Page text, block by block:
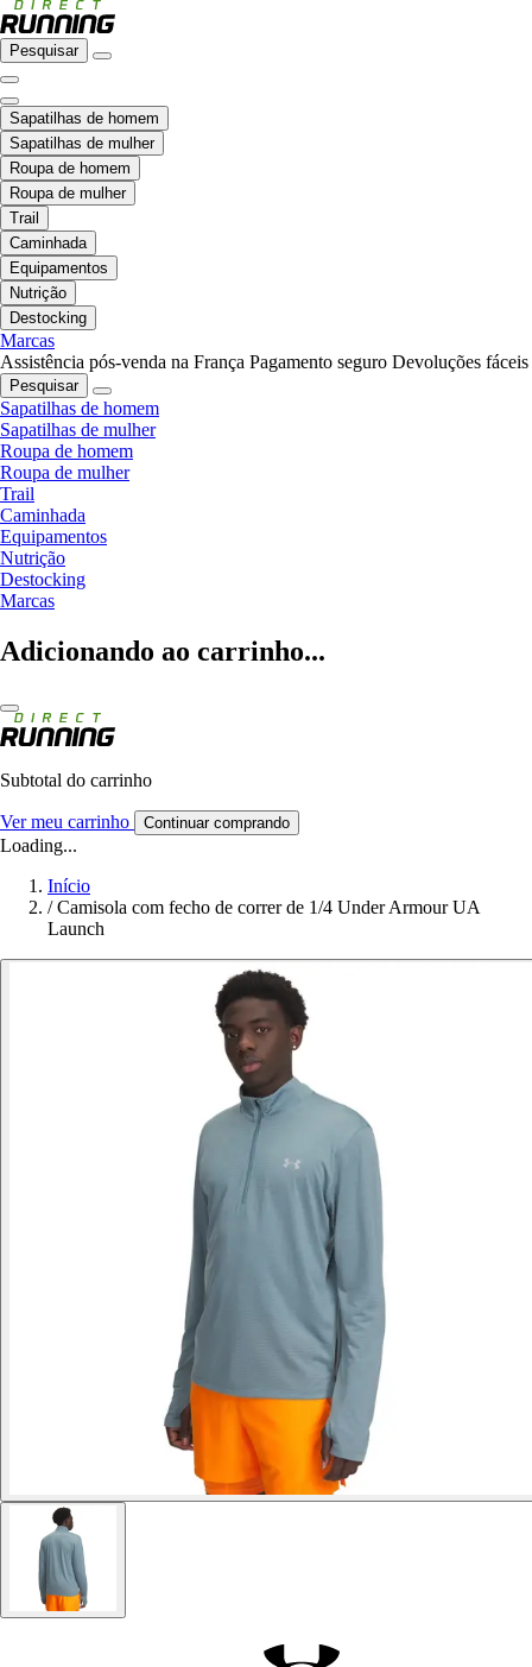
Pesquisar
Sapatilhas de homem
Sapatilhas de mulher
Roupa de homem
Roupa de mulher
Trail
Caminhada
Equipamentos
Nutrição
Destocking
Marcas
Assistência pós-venda na França Pagamento seguro Devoluções fáceis
Pesquisar
Sapatilhas de homem
Sapatilhas de mulher
Roupa de homem
Roupa de mulher
Trail
Caminhada
Equipamentos
Nutrição
Destocking
Marcas
Adicionando ao carrinho...
Subtotal do carrinho
Ver meu carrinho Continuar comprando
Loading...
Início
/ Camisola com fecho de correr de 1/4 Under Armour UA
Launch